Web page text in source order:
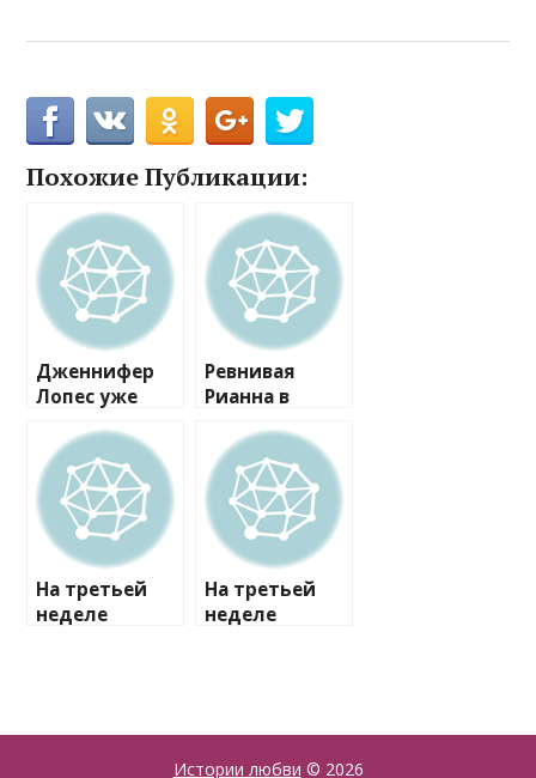
Похожие Публикации:
Дженнифер
Лопес уже
Дрейка со
своими
детьми
Ревнивая
Рианна в
романа
Дрейка и
Джей Ло
На третьей
неделе
ое колье за
На третьей
неделе
ое колье за
$100 000
Истории любви © 2026